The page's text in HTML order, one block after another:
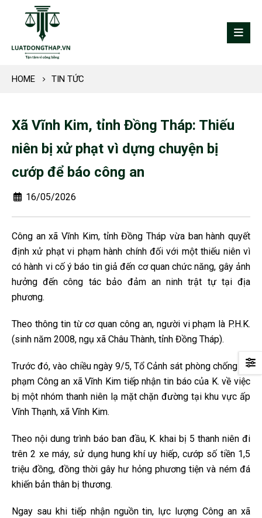
HOME TIN TỨC
Xã Vĩnh Kim, tỉnh Đồng Tháp: Thiếu
niên bị xử phạt vì dựng chuyện bị
cướp để báo công an
16/05/2026
Công an xã Vĩnh Kim, tỉnh Đồng Tháp vừa ban hành quyết
định xử phạt vi phạm hành chính đối với một thiếu niên vì
có hành vi cố ý báo tin giả đến cơ quan chức năng, gây ảnh
hưởng đến công tác bảo đảm an ninh trật tự tại địa
phương.
Theo thông tin từ cơ quan công an, người vi phạm là P.H.K.
(sinh năm 2008, ngụ xã Châu Thành, tỉnh Đồng Tháp).
Trước đó, vào chiều ngày 9/5, Tổ Cảnh sát phòng chống tội
phạm Công an xã Vĩnh Kim tiếp nhận tin báo của K. về việc
bị một nhóm thanh niên lạ mặt chặn đường tại khu vực ấp
Vĩnh Thạnh, xã Vĩnh Kim.
Theo nội dung trình báo ban đầu, K. khai bị 5 thanh niên đi
trên 2 xe máy, sử dụng hung khí uy hiếp, cướp số tiền 1,5
triệu đồng, đồng thời gây hư hỏng phương tiện và ném đá
khiến bản thân bị thương.
Ngay sau khi tiếp nhận nguồn tin, lực lượng Công an xã